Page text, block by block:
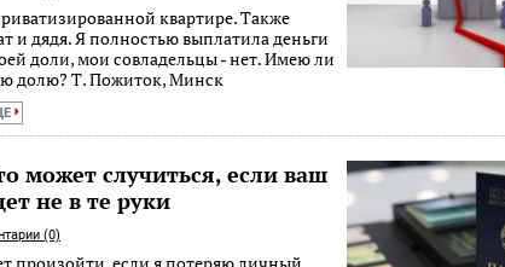
квартире. Также
и дядя. Я полностью выплатила деньги
доли, мои совладельцы - нет. Имею ли
долю? Т. Пожиток, Минск
может случиться, если ваш
не в те руки
(0)